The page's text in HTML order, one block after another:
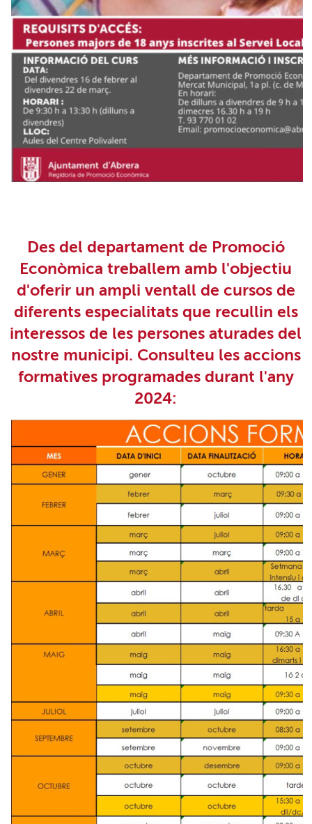
Des del departament de Promoció
Econòmica treballem amb l'objectiu
d'oferir un ampli ventall de cursos de
diferents especialitats que recullin els
interessos de les persones aturades del
nostre municipi. Consulteu les accions
formatives programades durant l'any
2024: